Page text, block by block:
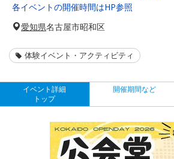
各イベントの開催時間はHP参照
愛知県名古屋市昭和区
体験イベント・アクティビティ
イベント詳細
トップ
開催期間など